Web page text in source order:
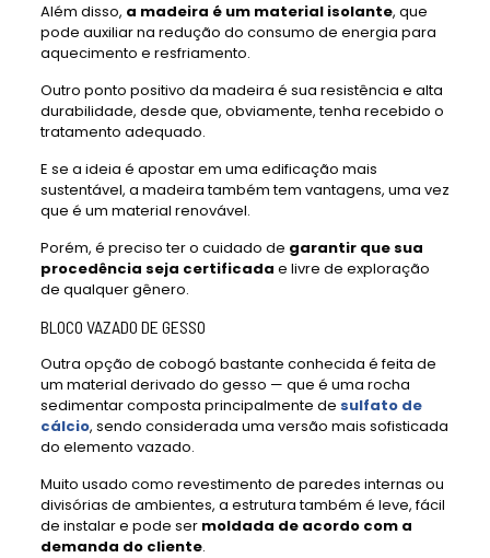
Além disso, a madeira é um material isolante, que
pode auxiliar na redução do consumo de energia para
aquecimento e resfriamento.
Outro ponto positivo da madeira é sua resistência e alta
durabilidade, desde que, obviamente, tenha recebido o
tratamento adequado.
E se a ideia é apostar em uma edificação mais
sustentável, a madeira também tem vantagens, uma vez
que é um material renovável.
Porém, é preciso ter o cuidado de garantir que sua
procedência seja certificada e livre de exploração
de qualquer gênero.
BLOCO VAZADO DE GESSO
Outra opção de cobogó bastante conhecida é feita de
um material derivado do gesso — que é uma rocha
sedimentar composta principalmente de sulfato de
cálcio, sendo considerada uma versão mais sofisticada
do elemento vazado.
Muito usado como revestimento de paredes internas ou
divisórias de ambientes, a estrutura também é leve, fácil
de instalar e pode ser moldada de acordo com a
demanda do cliente.